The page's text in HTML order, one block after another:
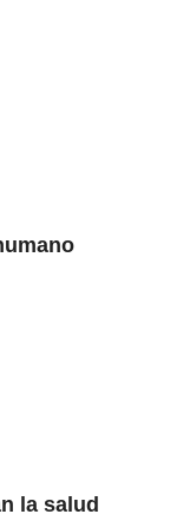
la salud